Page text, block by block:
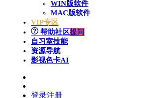
WIN版软件
MAC版软件
VIP专区
帮助社区提问
自习室技能
资源导航
影视色卡AI
登录注册